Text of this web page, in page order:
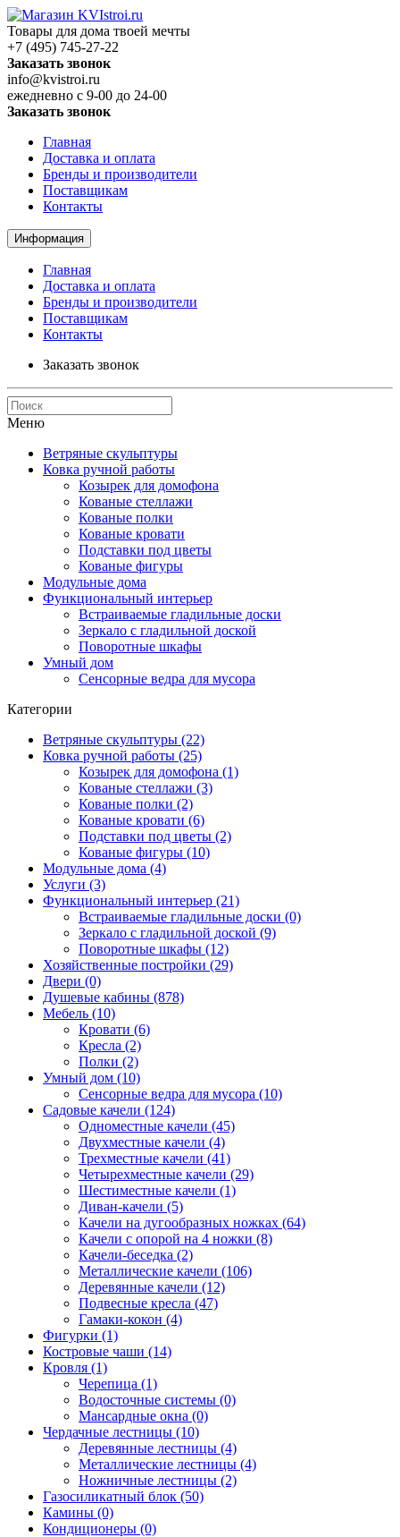
Товары для дома твоей мечты
+7 (495) 745-27-22
Заказать звонок
info@kvistroi.ru
ежедневно с 9-00 до 24-00
Заказать звонок
Главная
Доставка и оплата
Бренды и производители
Поставщикам
Контакты
Информация
Главная
Доставка и оплата
Бренды и производители
Поставщикам
Контакты
Заказать звонок
Меню
Ветряные скульптуры
Ковка ручной работы
Козырек для домофона
Кованые стеллажи
Кованые полки
Кованые кровати
Подставки под цветы
Кованые фигуры
Модульные дома
Функциональный интерьер
Встраиваемые гладильные доски
Зеркало с гладильной доской
Поворотные шкафы
Умный дом
Сенсорные ведра для мусора
Категории
Ветряные скульптуры (22)
Ковка ручной работы (25)
Козырек для домофона (1)
Кованые стеллажи (3)
Кованые полки (2)
Кованые кровати (6)
Подставки под цветы (2)
Кованые фигуры (10)
Модульные дома (4)
Услуги (3)
Функциональный интерьер (21)
Встраиваемые гладильные доски (0)
Зеркало с гладильной доской (9)
Поворотные шкафы (12)
Хозяйственные постройки (29)
Двери (0)
Душевые кабины (878)
Мебель (10)
Кровати (6)
Кресла (2)
Полки (2)
Умный дом (10)
Сенсорные ведра для мусора (10)
Садовые качели (124)
Одноместные качели (45)
Двухместные качели (4)
Трехместные качели (41)
Четырехместные качели (29)
Шестиместные качели (1)
Диван-качели (5)
Качели на дугообразных ножках (64)
Качели с опорой на 4 ножки (8)
Качели-беседка (2)
Металлические качели (106)
Деревянные качели (12)
Подвесные кресла (47)
Гамаки-кокон (4)
Фигурки (1)
Костровые чаши (14)
Кровля (1)
Черепица (1)
Водосточные системы (0)
Мансардные окна (0)
Чердачные лестницы (10)
Деревянные лестницы (4)
Металлические лестницы (4)
Ножничные лестницы (2)
Газосиликатный блок (50)
Камины (0)
Кондиционеры (0)